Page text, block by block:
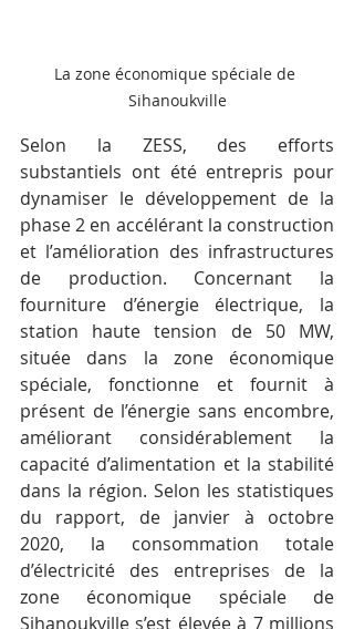
La zone économique spéciale de
Sihanoukville
Selon la ZESS, des efforts
substantiels ont été entrepris pour
dynamiser le développement de la
phase 2 en accélérant la construction
et l’amélioration des infrastructures
de production. Concernant la
fourniture d’énergie électrique, la
station haute tension de 50 MW,
située dans la zone économique
spéciale, fonctionne et fournit à
présent de l’énergie sans encombre,
améliorant considérablement la
capacité d’alimentation et la stabilité
dans la région. Selon les statistiques
du rapport, de janvier à octobre
2020, la consommation totale
d’électricité des entreprises de la
zone économique spéciale de
Sihanoukville s’est élevée à 7 millions